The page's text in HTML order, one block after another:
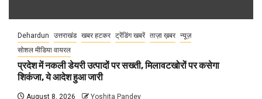
Dehardun उत्तराखंड खबर हटकर ट्रेंडिंग खबरें ताज़ा ख़बर न्यूज़
सोशल मीडिया वायरल
प्रदेश में नकली डेयरी उत्पादों पर सख्ती, मिलावटखोरों पर कसेगा
शिकंजा, ये आदेश हुआ जारी
August 8, 2026 Yoshita Pandey